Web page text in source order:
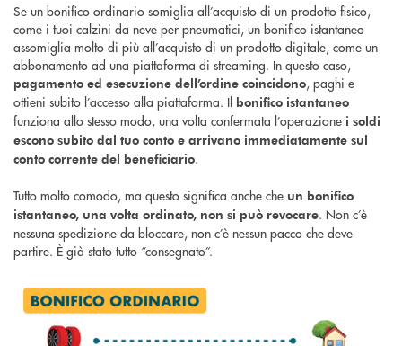
Se un bonifico ordinario somiglia all’acquisto di un prodotto fisico,
come i tuoi calzini da neve per pneumatici, un bonifico istantaneo
assomiglia molto di più all’acquisto di un prodotto digitale, come un
abbonamento ad una piattaforma di streaming. In questo caso,
pagamento ed esecuzione dell’ordine coincidono, paghi e
ottieni subito l’accesso alla piattaforma. Il bonifico istantaneo
funziona allo stesso modo, una volta confermata l’operazione i soldi
escono subito dal tuo conto e arrivano immediatamente sul
conto corrente del beneficiario.
Tutto molto comodo, ma questo significa anche che un bonifico
istantaneo, una volta ordinato, non si può revocare. Non c’è
nessuna spedizione da bloccare, non c’è nessun pacco che deve
partire. È già stato tutto “consegnato”.